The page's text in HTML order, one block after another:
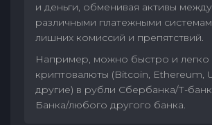
и деньги, обменивая активы между
различными платежными
лишних комиссий и препятствий.
Например, можно быстро и легко
криптовалюты (Bitcoin, Ethereum,
другие) в рубли Сбербанка/Т-
Банка/любого другого банка.